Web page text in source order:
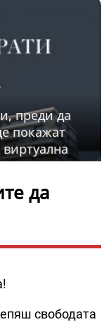
преди да
покажат
да
свободата